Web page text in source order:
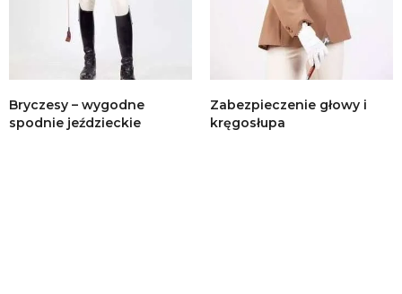
Bryczesy – wygodne
spodnie jeździeckie
Zabezpieczenie głowy i
kręgosłupa